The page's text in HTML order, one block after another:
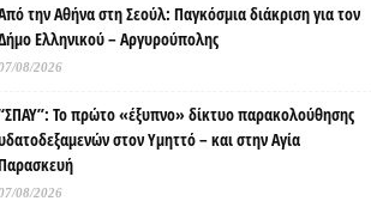
την Αθήνα στη Σεούλ: Παγκόσμια διάκριση για τον
Ελληνικού – Αργυρούπολης
08/2026
Το πρώτο «έξυπνο» δίκτυο παρακολούθησης
στον Υμηττό – και στην Αγία
08/2026